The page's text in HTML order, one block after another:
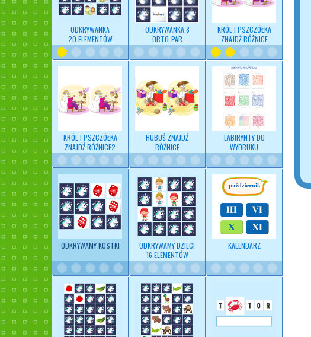
ODKRYWANKA
20 ELEMENTÓW
ODKRYWANKA 8
ORTO-PAR
KRÓL I PSZCZÓŁKA
ZNAJDŹ RÓŻNICE
KRÓL I PSZCZÓŁKA
ZNAJDŹ RÓŻNICE2
HUBUŚ ZNAJDŹ
RÓŻNICE
LABIRYNTY DO
WYDRUKU
ODKRYWAMY KOSTKI
ODKRYWAMY DZIECI
16 ELEMENTÓW
KALENDARZ